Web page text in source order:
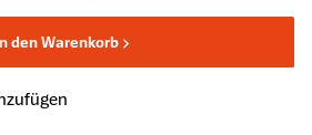
den Warenkorb